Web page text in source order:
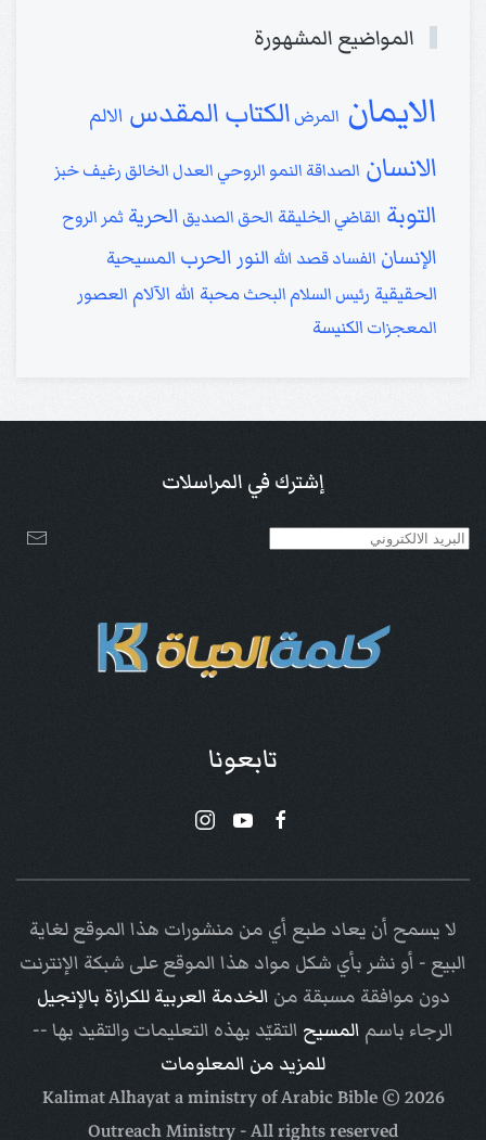
المواضيع المشهورة
الايمان المرض الكتاب المقدس الالم
الانسان الصداقة النمو الروحي العدل الخالق رغيف خبز
التوبة القاضي الخليقة الحق الصديق الحرية ثمر الروح
الإنسان الفسادقصد الله النور الحرب المسيحية
الحقيقية رئيس السلام البحثمحبة الله الآلام العصور
المعجزات الكنيسة
إشترك في المراسلات
تابعونا
لا يسمح أن يعاد طبع أي من منشورات هذا الموقع لغاية
البيع - أو نشر بأي شكل مواد هذا الموقع على شبكة الإنترنت
دون موافقة مسبقة من الخدمة العربية للكرازة بالإنجيل
الرجاء باسم المسيح التقيّد بهذه التعليمات والتقيد بها --
للمزيد من المعلومات
2026
© Kalimat Alhayat a ministry of
Arabic Bible
Outreach Ministry- All rights reserved